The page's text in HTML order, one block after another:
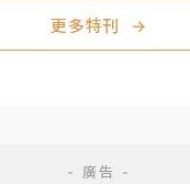
更多特刊 →